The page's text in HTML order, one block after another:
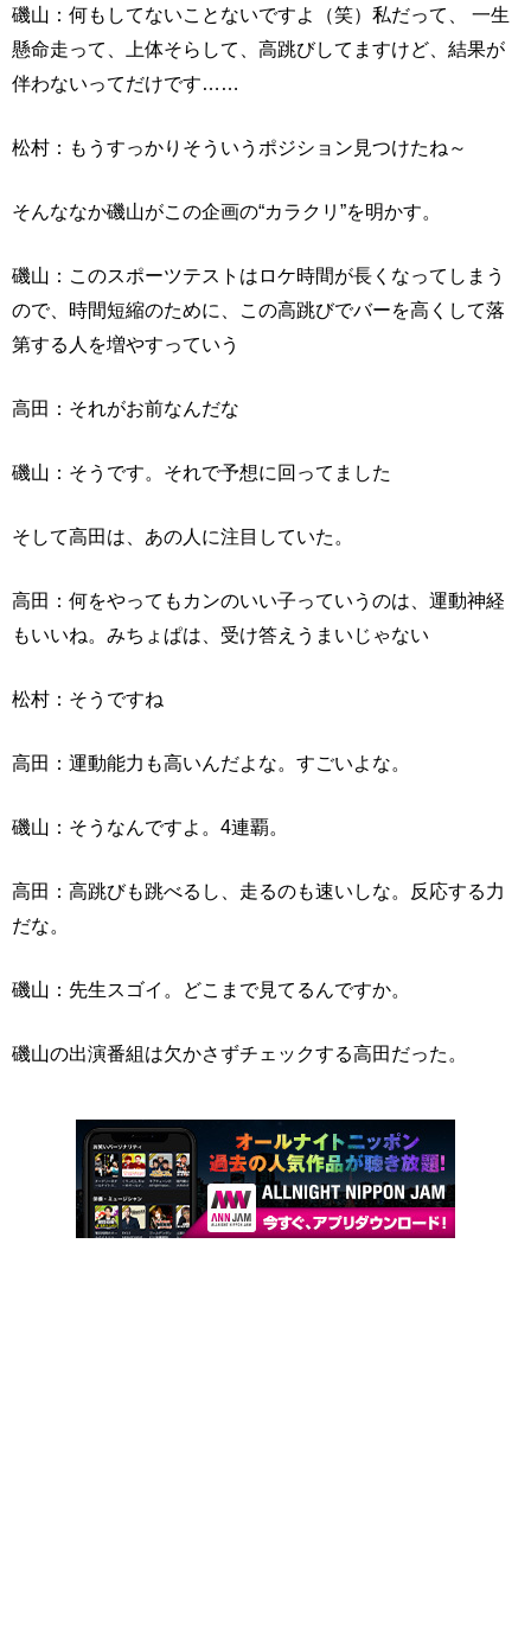
磯山：何もしてないことないですよ（笑）私だって、 一生
懸命走って、上体そらして、高跳びしてますけど、結果が
伴わないってだけです……
松村：もうすっかりそういうポジション見つけたね～
そんななか磯山がこの企画の“カラクリ”を明かす。
磯山：このスポーツテストはロケ時間が長くなってしまう
ので、時間短縮のために、この高跳びでバーを高くして落
第する人を増やすっていう
高田：それがお前なんだな
磯山：そうです。それで予想に回ってました
そして高田は、あの人に注目していた。
高田：何をやってもカンのいい子っていうのは、運動神経
もいいね。みちょぱは、受け答えうまいじゃない
松村：そうですね
高田：運動能力も高いんだよな。すごいよな。
磯山：そうなんですよ。4連覇。
高田：高跳びも跳べるし、走るのも速いしな。反応する力
だな。
磯山：先生スゴイ。どこまで見てるんですか。
磯山の出演番組は欠かさずチェックする高田だった。